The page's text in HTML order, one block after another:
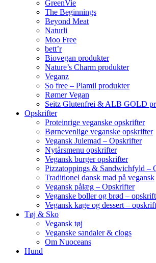
GreenVie
The Beginnings
Beyond Meat
Naturli
Moo Free
bett’r
Biovegan produkter
Nature’s Charm produkter
Veganz
So free – Plamil produkter
Rømer Vegan
Seitz Glutenfrei & ALB GOLD
Opskrifter
Proteinrige veganske opskrifter
Børnevenlige veganske opskrifter
Vegansk Julemad – Opskrifter
Nytårsmenu opskrifter
Vegansk burger opskrifter
Pizzatoppings & Sandwichfyld –
Traditionel dansk mad på vegansk
Vegansk pålæg – Opskrifter
Veganske boller og brød –
Vegansk kage og dessert –
Tøj & Sko
Vegansk tøj
Veganske sandaler & clogs
Om Nuoceans
Hund